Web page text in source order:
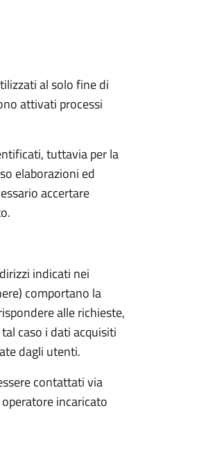
al solo fine di
attivati processi
tuttavia per la
elaborazioni ed
accertare
indicati nei
comportano la
alle richieste,
caso i dati acquisiti
dagli utenti.
contattati via
incaricato